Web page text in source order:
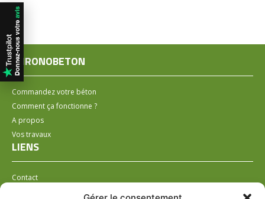
CHRONOBETON
Commandez votre béton
Comment ça fonctionne ?
A propos
Vos travaux
LIENS
Contact